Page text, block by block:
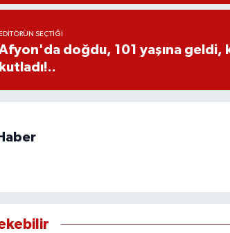
EDITÖRÜN SEÇTIĞI
doğdu, 101 yaşına geldi,
kutladı!..